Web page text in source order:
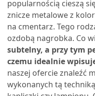
popularnością cieszą
znicze metalowe z
na cmentarz. Tego
ozdobą nagrobka. Co
subtelny, a przy tym
czemu idealnie
naszej ofercie znaleźć
wykonanych tą